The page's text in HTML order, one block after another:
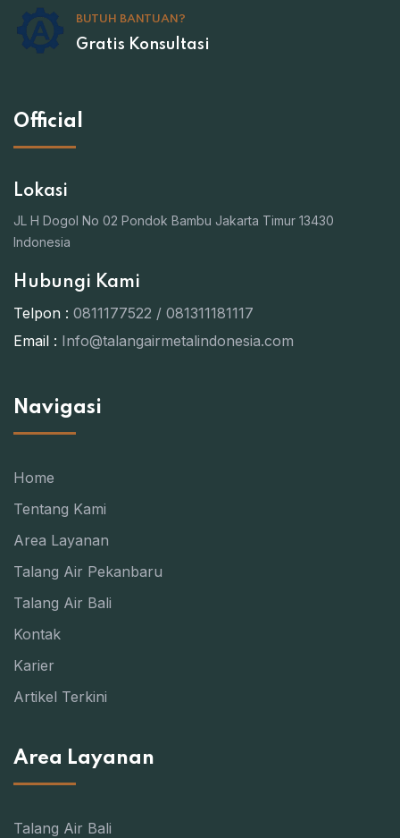
BUTUH BANTUAN?
Gratis Konsultasi
Official
Lokasi
JL H Dogol No 02 Pondok Bambu Jakarta Timur 13430
Indonesia
Hubungi Kami
Telpon : 0811177522 / 081311181117
Email : Info@talangairmetalindonesia.com
Navigasi
Home
Tentang Kami
Area Layanan
Talang Air Pekanbaru
Talang Air Bali
Kontak
Karier
Artikel Terkini
Area Layanan
Talang Air Bali